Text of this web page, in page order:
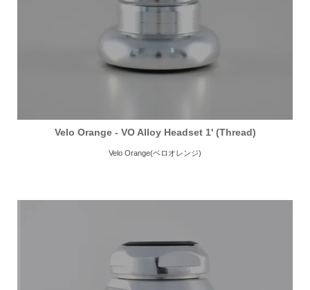
Velo Orange - VO Alloy Headset 1' (Thread)
Velo Orange(ベロオレンジ)